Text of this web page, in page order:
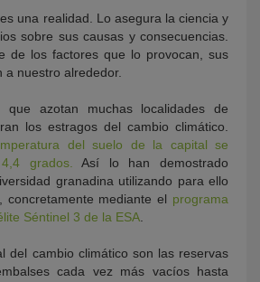
una realidad. Lo asegura la ciencia y
sobre sus causas y consecuencias.
de los factores que lo provocan, sus
a nuestro alrededor.
azotan muchas localidades de
los estragos del cambio climático.
del suelo de la capital se
grados.
Así lo han demostrado
granadina utilizando para ello
concretamente mediante el programa
Séntinel 3 de la ESA
del cambio climático son las reservas
cada vez más vacíos hasta